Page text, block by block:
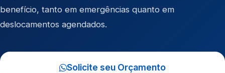
benefício, tanto em emergências quanto em
deslocamentos agendados.
Solicite seu Orçamento